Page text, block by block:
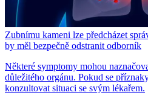
Zubnímu kameni lze předcházet
by měl bezpečně odstranit odborník
Některé symptomy mohou
důležitého orgánu. Pokud se
konzultovat situaci se svým lékařem.